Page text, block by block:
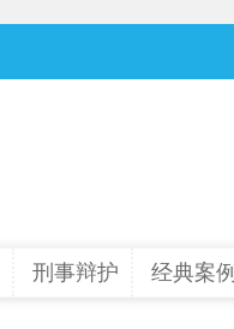
刑事辩护 经典案例